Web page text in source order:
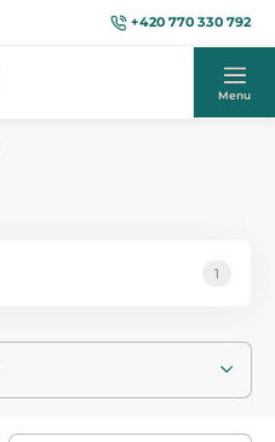
+420 770 330 792
Menu
1